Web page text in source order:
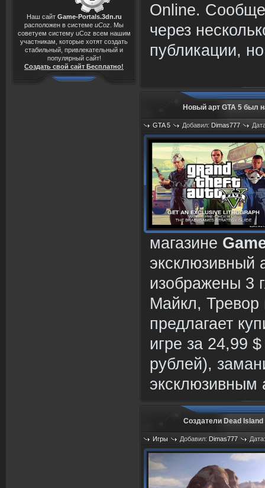
Наш сайт Game-Portals.3dn.ru
расположен в системе uCoz . Мы
советуем систему uCoz всем нашим
участникам, которые хотят создать
стабильный, привлекательный и
популярный сайт!
Создать свой сайт Бесплатно!
Online.
через
публикации,
Новый арт GTA 5 был
GTA 5 Добавил: Dimas777
магазине
эксклюзивный
изображены 3
Майкл, Тревор
предлагает
игре за 24,99
рублей),
эксклюзивным
Создатели Dead
Игры Добавил: Dimas777